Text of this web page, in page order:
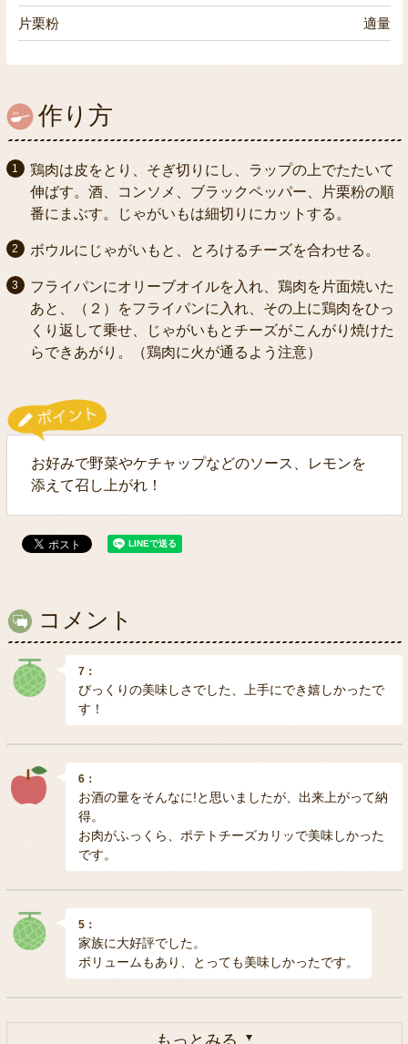
片栗粉 適量
作り方
鶏肉は皮をとり、そぎ切りにし、ラップの上でたたいて
伸ばす。酒、コンソメ、ブラックペッパー、片栗粉の順
番にまぶす。じゃがいもは細切りにカットする。
ボウルにじゃがいもと、とろけるチーズを合わせる。
フライパンにオリーブオイルを入れ、鶏肉を片面焼いた
あと、（２）をフライパンに入れ、その上に鶏肉をひっ
くり返して乗せ、じゃがいもとチーズがこんがり焼けた
らできあがり。（鶏肉に火が通るよう注意）
お好みで野菜やケチャップなどのソース、レモンを
添えて召し上がれ！
コメント
7：
びっくりの美味しさでした、上手にでき嬉しかったで
す！
6：
お酒の量をそんなに!と思いましたが、出来上がって納
得。
お肉がふっくら、ポテトチーズカリッで美味しかった
です。
5：
家族に大好評でした。
ボリュームもあり、とっても美味しかったです。